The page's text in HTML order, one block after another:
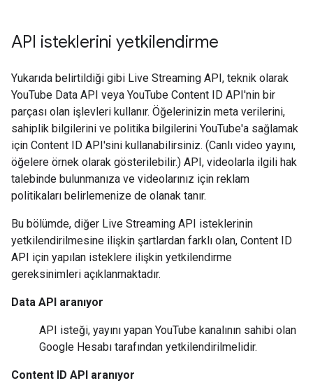
API isteklerini yetkilendirme
Yukarıda belirtildiği gibi Live Streaming API, teknik olarak
YouTube Data API veya YouTube Content ID API'nin bir
parçası olan işlevleri kullanır. Öğelerinizin meta verilerini,
sahiplik bilgilerini ve politika bilgilerini YouTube'a sağlamak
için Content ID API'sini kullanabilirsiniz. (Canlı video yayını,
öğelere örnek olarak gösterilebilir.) API, videolarla ilgili hak
talebinde bulunmanıza ve videolarınız için reklam
politikaları belirlemenize de olanak tanır.
Bu bölümde, diğer Live Streaming API isteklerinin
yetkilendirilmesine ilişkin şartlardan farklı olan, Content ID
API için yapılan isteklere ilişkin yetkilendirme
gereksinimleri açıklanmaktadır.
Data API aranıyor
API isteği, yayını yapan YouTube kanalının sahibi olan
Google Hesabı tarafından yetkilendirilmelidir.
Content ID API aranıyor